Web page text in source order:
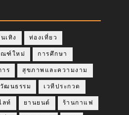
เทิง ท่องเที่ยว
ฑ์ใหม่ การศึกษา
าร สุขภาพและความงาม
ฒนธรรม เวทีประกวด
ลท์ ยานยนต์ ร้านกาแฟ